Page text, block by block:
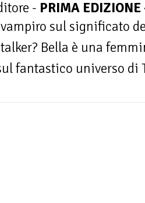
- PRIMA
sul significato
Bella è una
fantastico universo di